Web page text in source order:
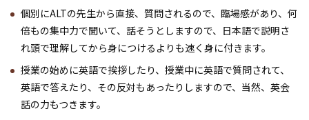
個別にALTの先生から直接、質問されるので、臨場感があり、何
倍もの集中力で聞いて、話そうとしますので、日本語で説明さ
れ頭で理解してから身につけるよりも速く身に付きます。
授業の始めに英語で挨拶したり、授業中に英語で質問されて、
英語で答えたり、その反対もあったりしますので、当然、英会
話の力もつきます。